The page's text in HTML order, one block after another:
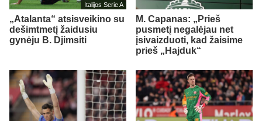
Italijos Serie A
„Atalanta“ atsisveikino su
dešimtmetį žaidusiu
gynėju B. Djimsiti
M. Capanas: „Prieš
pusmetį negalėjau net
įsivaizduoti, kad žaisime
prieš „Hajduk“